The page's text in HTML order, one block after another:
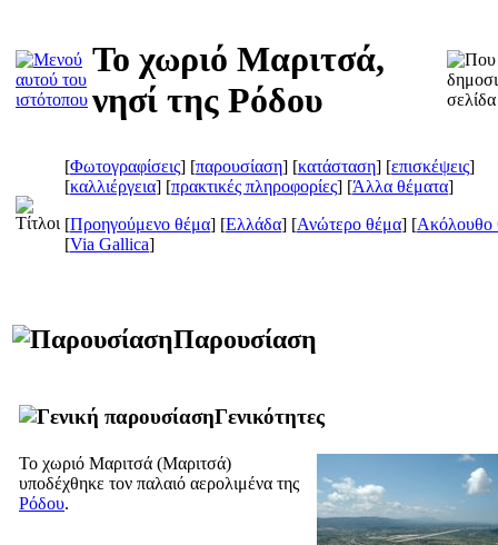
Το χωριό Μαριτσά,
νησί της Ρόδου
[Φωτογραφίσεις] [παρουσίαση] [κατάσταση] [επισκέψεις]
[καλλιέργεια] [πρακτικές πληροφορίες] [Άλλα θέματα]
[Προηγούμενο θέμα] [Ελλάδα] [Ανώτερο θέμα] [Ακόλουθο
[Via Gallica]
Παρουσίαση
Γενικότητες
Το χωριό Μαριτσά (Μαριτσά)
υποδέχθηκε τον παλαιό αερολιμένα της
Ρόδου.